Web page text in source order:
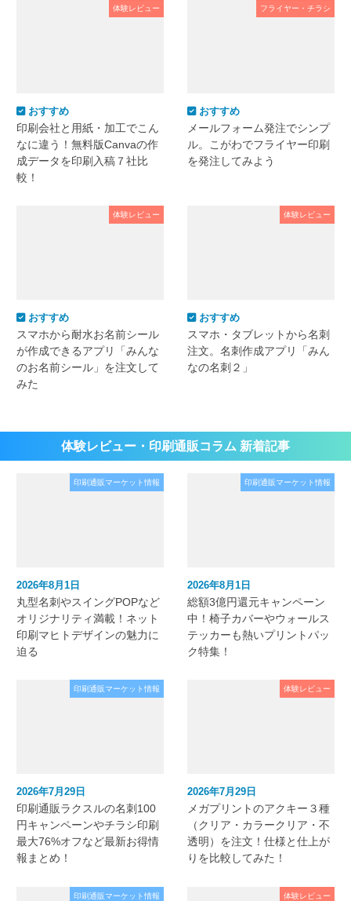
体験レビュー
おすすめ
印刷会社と用紙・加工でこん
なに違う！無料版Canvaの作
成データを印刷入稿７社比
較！
フライヤー・チラシ
おすすめ
メールフォーム発注でシンプ
ル。こがわでフライヤー印刷
を発注してみよう
体験レビュー
おすすめ
スマホから耐水お名前シール
が作成できるアプリ「みんな
のお名前シール」を注文して
みた
体験レビュー
おすすめ
スマホ・タブレットから名刺
注文。名刺作成アプリ「みん
なの名刺２」
体験レビュー・印刷通販コラム 新着記事
印刷通販マーケット情報
2026年8月1日
丸型名刺やスイングPOPなど
オリジナリティ満載！ネット
印刷マヒトデザインの魅力に
迫る
印刷通販マーケット情報
2026年8月1日
総額3億円還元キャンペーン
中！椅子カバーやウォールス
テッカーも熱いプリントパッ
ク特集！
印刷通販マーケット情報
2026年7月29日
印刷通販ラクスルの名刺100
円キャンペーンやチラシ印刷
最大76%オフなど最新お得情
報まとめ！
体験レビュー
2026年7月29日
メガプリントのアクキー３種
（クリア・カラークリア・不
透明）を注文！仕様と仕上が
りを比較してみた！
印刷通販マーケット情報 体験レビュー